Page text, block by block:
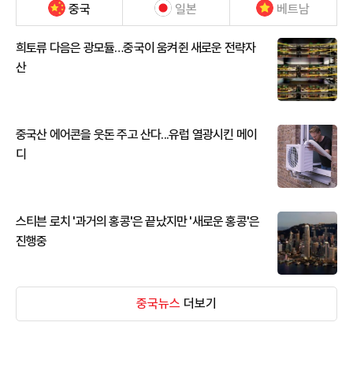
중국 일본 베트남
희토류 다음은 광모듈…중국이 움켜쥔 새로운 전략자
산
중국산 에어콘을 웃돈 주고 산다...유럽 열광시킨 메이
디
스티븐 로치 '과거의 홍콩'은 끝났지만 '새로운 홍콩'은
진행중
중국뉴스 더보기